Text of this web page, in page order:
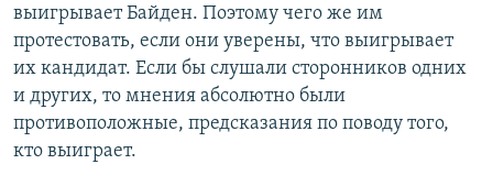
выигрывает Байден. Поэтому чего же им
протестовать, если они уверены, что выигрывает
их кандидат. Если бы слушали сторонников одних
и других, то мнения абсолютно были
противоположные, предсказания по поводу того,
кто выиграет.